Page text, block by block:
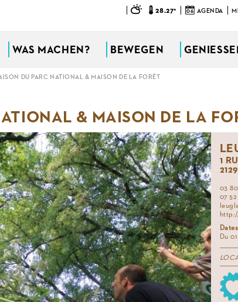
28.27° 06 AGENDA
WAS MACHEN? BEWEGEN GENIESSEN
DU PARC NATIONAL & MAISON DE LA FORÊT
& MAISON DE LA
1
03 80
07 52
Du